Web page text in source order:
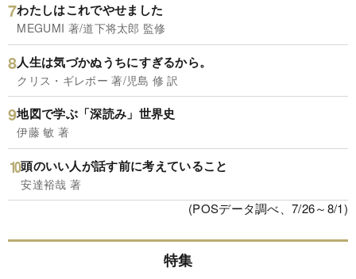
わたしはこれでやせました
MEGUMI 著/道下将太郎 監修
人生は気づかぬうちにすぎるから。
クリス・ギレボー 著/児島 修 訳
地図で学ぶ「深読み」世界史
伊藤 敏 著
頭のいい人が話す前に考えていること
安達裕哉 著
(POSデータ調べ、7/26～8/1)
特集